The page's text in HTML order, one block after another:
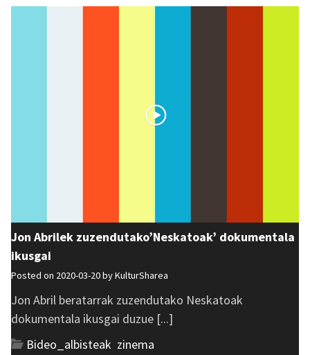
Jon Abrilek zuzendutako’Neskatoak’ dokumentala
ikusgai
Posted on 2020-03-20 byKulturSharea
Jon Abril beratarrak zuzendutako Neskatoak
dokumentala ikusgai duzue [...]
Bideo_albisteak zinema